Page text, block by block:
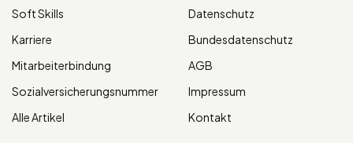
Soft Skills
Karriere
Mitarbeiterbindung
Sozialversicherungsnummer
Alle Artikel
Datenschutz
Bundesdatenschutz
AGB
Impressum
Kontakt